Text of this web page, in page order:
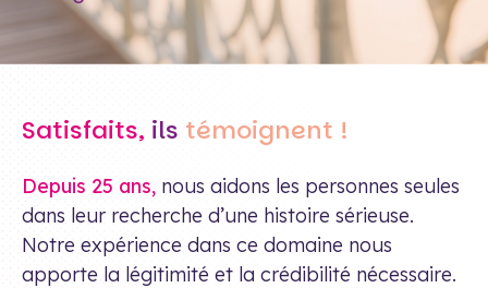
Satisfaits, ils témoignent !
Depuis 25 ans, nous aidons les personnes seules
dans leur recherche d’une histoire sérieuse.
Notre expérience dans ce domaine nous
apporte la légitimité et la crédibilité nécessaire.